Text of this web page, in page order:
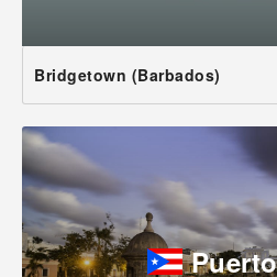
Bridgetown (Barbados)